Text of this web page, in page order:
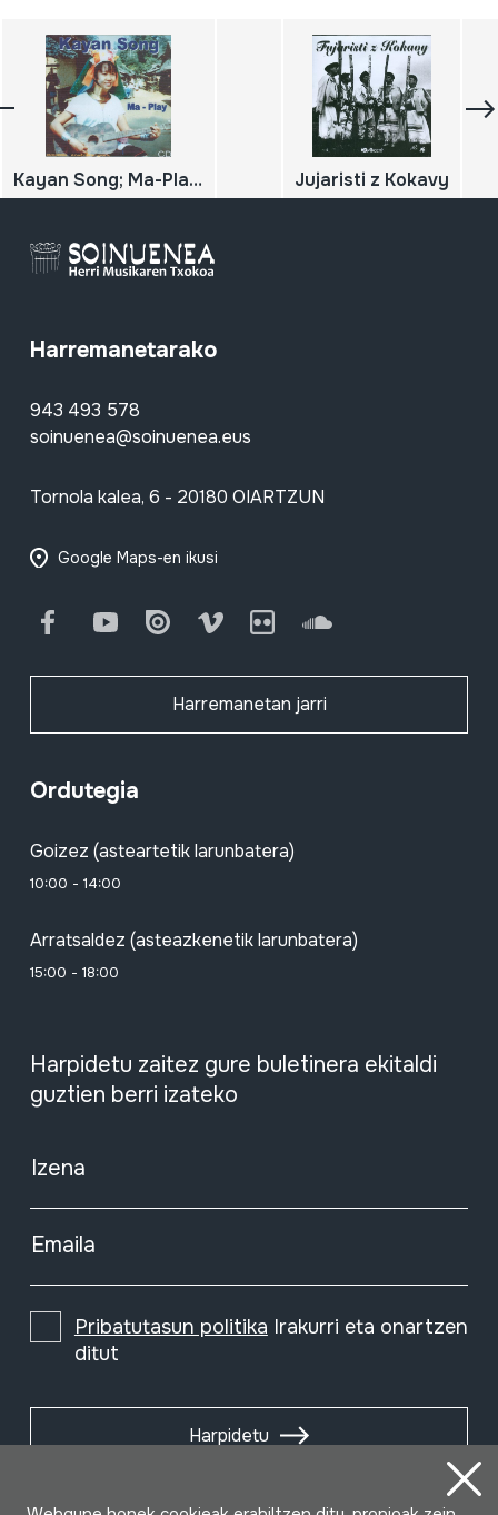
Kayan Song; Ma-Play; Karen; Mujeres jirafa Jujaristi z Kokavy
Harremanetarako
943 493 578
soinuenea@soinuenea.eus
Tornola kalea, 6 - 20180 OIARTZUN
Google Maps-en ikusi
FacebookYoutube Issuu Vimeo Flickr SoundCloud
Harremanetan jarri
Ordutegia
Goizez (asteartetik larunbatera)
10:00 - 14:00
Arratsaldez (asteazkenetik larunbatera)
15:00 - 18:00
Harpidetu zaitez gure buletinera ekitaldi
guztien berri izateko
Izena
Emaila
Pribatutasun politika Irakurri eta onartzen
ditut
Harpidetu